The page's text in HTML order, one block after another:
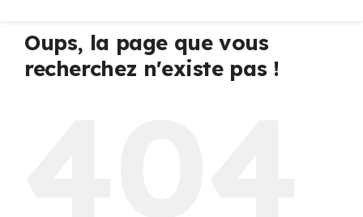
Services
Oups, la page que vous
recherchez n'existe pas !